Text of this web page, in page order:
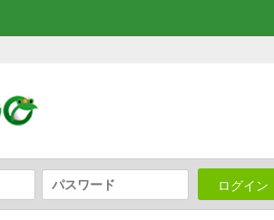
ログイン